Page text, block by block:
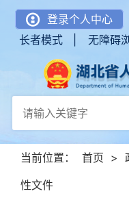
登录个人中心
长者模式 |
无障碍
当前位置： 首页 >
性文件